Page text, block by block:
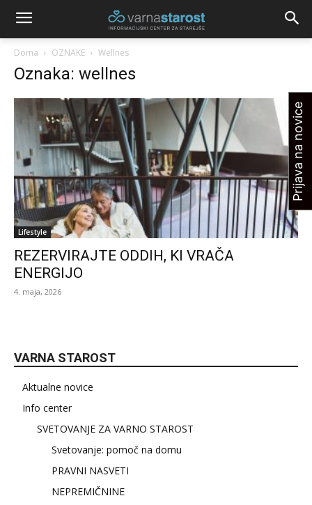
Doma OZNAKE Wellnes
Oznaka: wellnes
Lifestyle
REZERVIRAJTE ODDIH, KI VRAČA
ENERGIJO
4. maja, 2026
VARNA STAROST
Aktualne novice
Info center
SVETOVANJE ZA VARNO STAROST
Svetovanje: pomoč na domu
PRAVNI NASVETI
NEPREMIČNINE
Prijava na novice